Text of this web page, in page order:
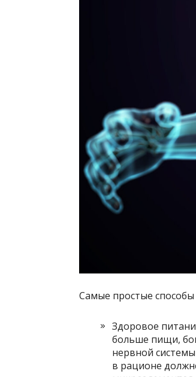
Самые простые
Здоровое
больше пищи,
нервной
в рационе